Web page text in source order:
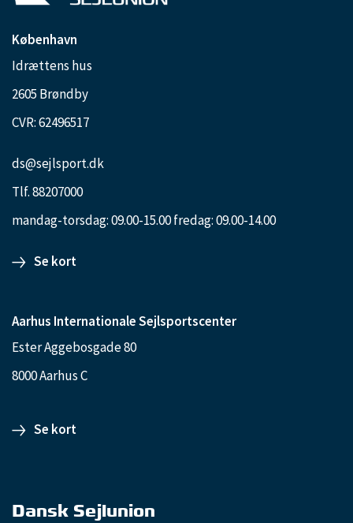
København
Idrættens hus
2605 Brøndby
CVR: 62496517
ds@sejlsport.dk
Tlf. 88207000
mandag-torsdag: 09.00-15.00 fredag: 09.00-14.00
Se kort
Aarhus Internationale Sejlsportscenter
Ester Aggebosgade 80
8000 Aarhus C
Se kort
Dansk Sejlunion